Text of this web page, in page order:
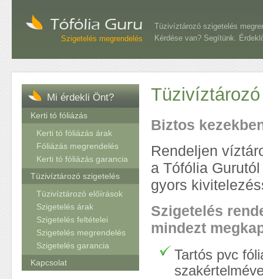
Szigetelés megrendelés
Tüzivíztározó szigetelés
Kérdése van? Segítünk.
Mi érdekli Önt?
Kerti tó fóliázás
Kerti tó fóliázás árak
Fóliázás megrendelés
Kerti tó fóliázás garancia
Tüzivíztározó szigetelés
Tüzivíztározó előírások
Szigetelés árak
Szigetelés feltételei
Szigetelés megrendelés
Szigetelés garancia
Kapcsolat
Biztos
Rendeljen
a Tófólia
gyors
Szigetelés
mindezt
Tartós pvc